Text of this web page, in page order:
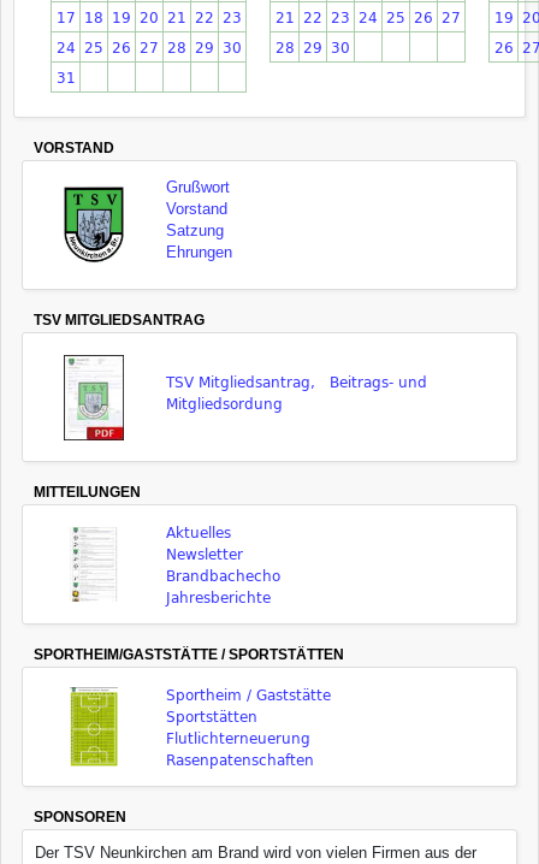
17 18 19 20 21 22 23
24 25 26 27 28 29 30
31
21 22 23 24 25 26 27
28 29 30
19
26
VORSTAND
Grußwort
Vorstand
Satzung
Ehrungen
TSV MITGLIEDSANTRAG
TSV Mitgliedsantrag, Beitrags- und
Mitgliedsordung
MITTEILUNGEN
Aktuelles
Newsletter
Brandbachecho
Jahresberichte
SPORTHEIM/GASTSTÄTTE / SPORTSTÄTTEN
Sportheim / Gaststätte
Sportstätten
Flutlichterneuerung
Rasenpatenschaften
SPONSOREN
Der TSV Neunkirchen am Brand wird von vielen Firmen aus der